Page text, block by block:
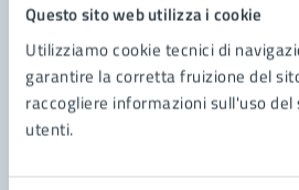
Questo sito web utilizza i cookie
Utilizziamo cookie tecnici di
garantire la corretta fruizione del
raccogliere informazioni sull'uso
utenti.
Richiedi assistenza
Prenota appuntamento
Problemi in città